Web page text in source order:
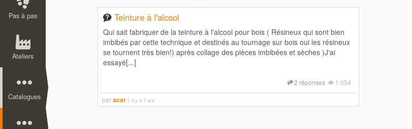
Pas à pas
Ateliers
Catalogues
Teinture à l'alcool
Qui sait fabriquer de la teinture à l'alcool pour bois ( Résineux qui sont bien
imbibés par cette technique et destinés au tournage sur bois oui les résineux
se tournent très bien!) après collage des pièces imbibées et sèches )J'ai
essayé[...]
1 054
2 réponses
paracar il y a 7 ans